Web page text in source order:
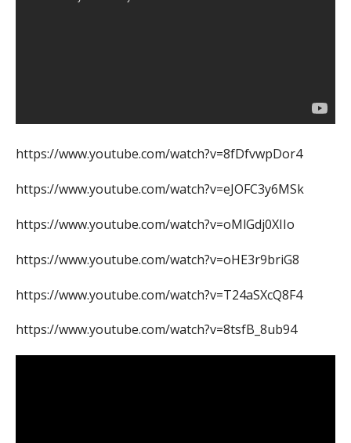
https://www.youtube.com/watch?v=8fDfvwpDor4
https://www.youtube.com/watch?v=eJOFC3y6MSk
https://www.youtube.com/watch?v=oMlGdj0XIIo
https://www.youtube.com/watch?v=oHE3r9briG8
https://www.youtube.com/watch?v=T24aSXcQ8F4
https://www.youtube.com/watch?v=8tsfB_8ub94